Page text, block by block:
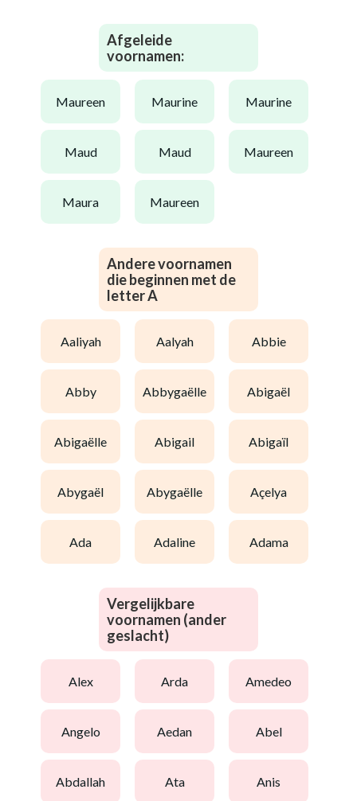
Afgeleide
voornamen:
maureen maurine maurine
maud maud maureen
maura maureen
Andere voornamen
die beginnen met de
letter A
aaliyah aalyah abbie
abby abbygaëlle abigaël
abigaëlle abigail abigaïl
abygaël abygaëlle açelya
ada adaline adama
Vergelijkbare
voornamen (ander
geslacht)
alex arda amedeo
angelo aedan abel
abdallah ata anis